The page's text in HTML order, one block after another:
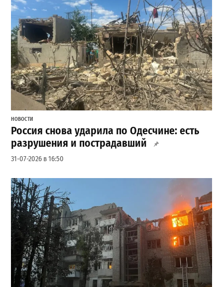
НОВОСТИ
Россия снова ударила по Одесчине: есть
разрушения и пострадавший
31-07-2026 в 16:50